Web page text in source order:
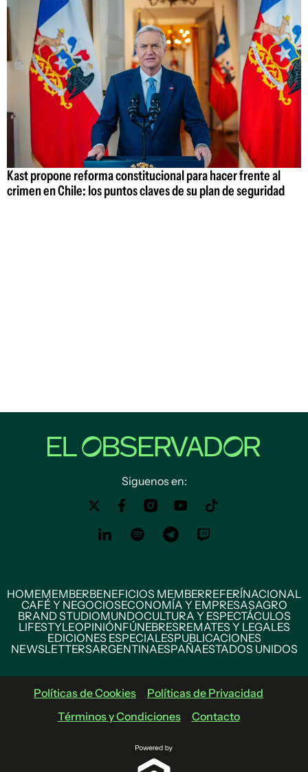
Kast propone reforma constitucional para hacer frente al
crimen en Chile: los puntos claves de su plan de seguridad
Siguenos en:
HOMEMEMBERBENEFICIOS MEMBERREFERÍNACIONAL
CAFÉ Y NEGOCIOSECONOMÍA Y EMPRESASAGRO
BRAND STUDIOMUNDOCULTURA Y ESPECTÁCULOS
LIFESTYLEOPINIÓNFÚNEBRESREMATES Y LEGALES
EDICIONES ESPECIALESPUBLICACIONES
NEWSLETTERSARGENTINAESPAÑAESTADOS UNIDOS
Políticas de Cookies
Políticas de Privacidad
Términos y Condiciones
Contacto